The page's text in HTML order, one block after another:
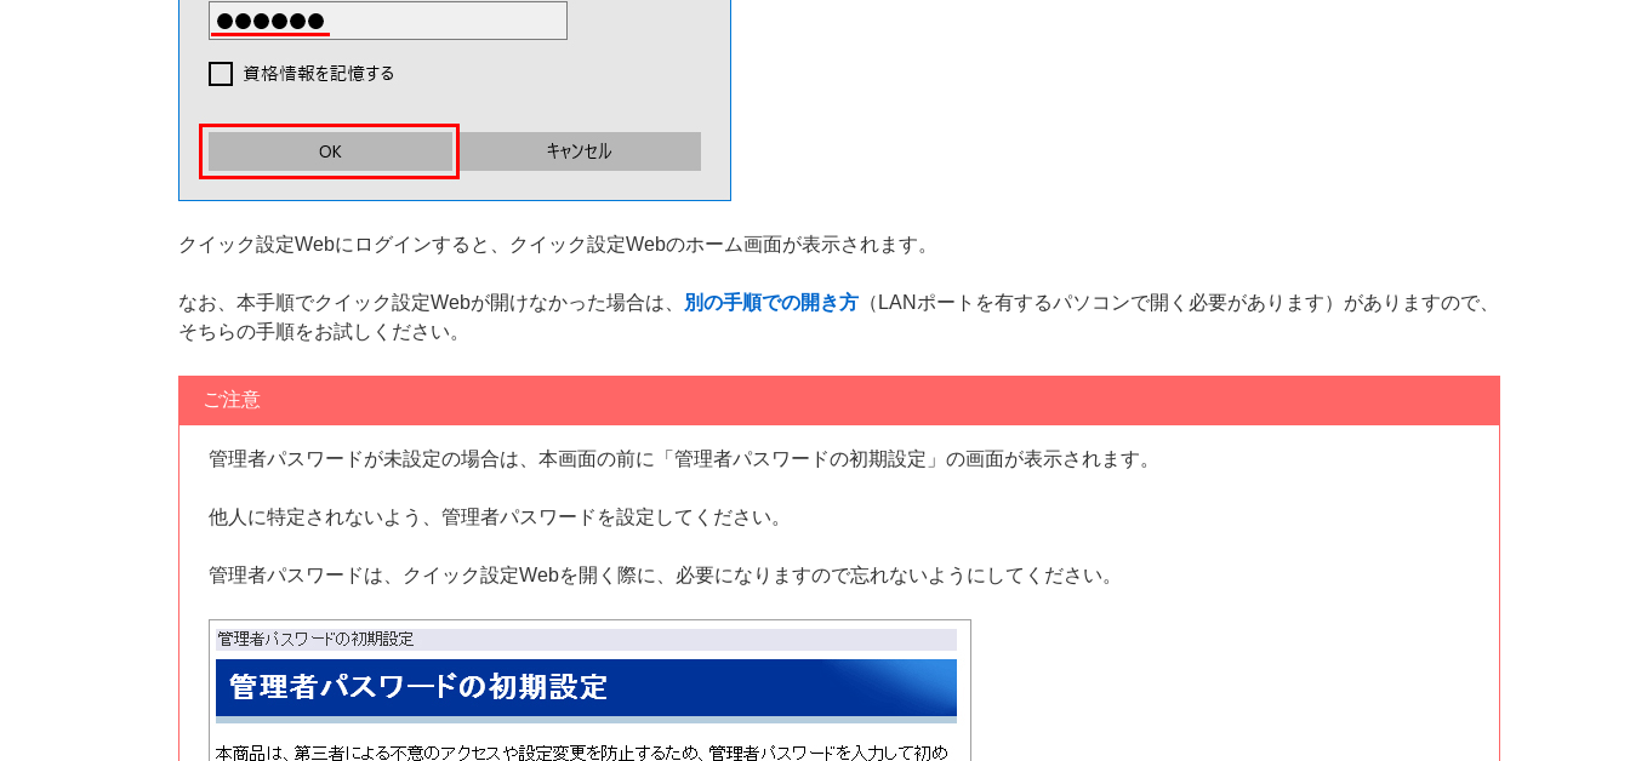
クイック設定Webにログインすると、クイック設定Webのホーム画面が表示されます。
なお、本手順でクイック設定Webが開けなかった場合は、 別の手順での開き方 （LANポートを有するパソコンで開く必要があります）がありますので、
そちらの手順をお試しください。
ご注意
管理者パスワードが未設定の場合は、本画面の前に「管理者パスワードの初期設定」の画面が表示されます。
他人に特定されないよう、管理者パスワードを設定してください。
管理者パスワードは、クイック設定Webを開く際に、必要になりますので忘れないようにしてください。